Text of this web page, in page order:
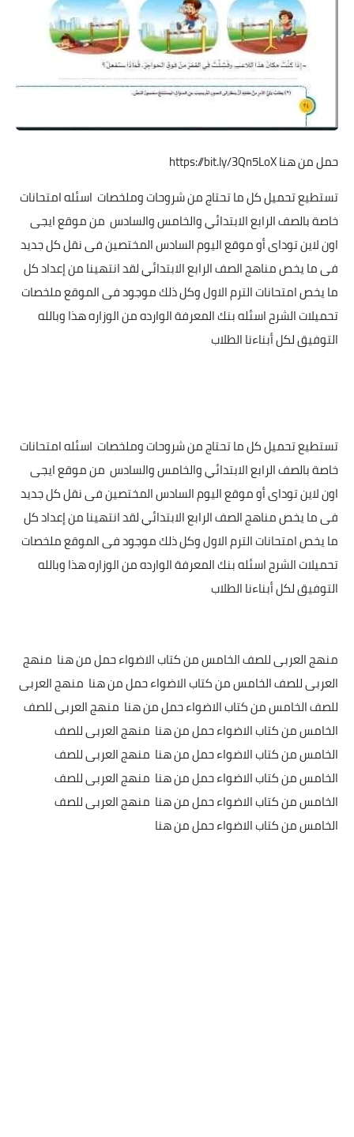
حمل من هناhttps://bit.ly/3Qn5LoX
تستطيع تحميل كل ما تحتاج من شروحات وملخصات اسئله امتحانات
خاصة بالصف الرابع الابتدائي والخامس والسادس من موقع ايجى
اون لاين توداى أو موقع اليوم السادس المختصين فى نقل كل جديد
فى ما يخص مناهج الصف الرابع الابتدائي لقد انتهينا من إعداد كل
ما يخص امتحانات الترم الاول وكل ذلك موجود فى الموقع ملخصات
تحميلات الشرح اسئله بنك المعرفة الوارده من الوزاره هذا وبالله
التوفيق لكل أبناءنا الطلاب
تستطيع تحميل كل ما تحتاج من شروحات وملخصات اسئله امتحانات
خاصة بالصف الرابع الابتدائي والخامس والسادس من موقع ايجى
اون لاين توداى أو موقع اليوم السادس المختصين فى نقل كل جديد
فى ما يخص مناهج الصف الرابع الابتدائي لقد انتهينا من إعداد كل
ما يخص امتحانات الترم الاول وكل ذلك موجود فى الموقع ملخصات
تحميلات الشرح اسئله بنك المعرفة الوارده من الوزاره هذا وبالله
التوفيق لكل أبناءنا الطلاب
منهج العربى للصف الخامس من كتاب الاضواء حمل من هنا منهج
العربى للصف الخامس من كتاب الاضواء حمل من هنا منهج العربى
للصف الخامس من كتاب الاضواء حمل من هنا منهج العربى للصف
الخامس من كتاب الاضواء حمل من هنا منهج العربى للصف
الخامس من كتاب الاضواء حمل من هنا منهج العربى للصف
الخامس من كتاب الاضواء حمل من هنا منهج العربى للصف
الخامس من كتاب الاضواء حمل من هنا منهج العربى للصف
الخامس من كتاب الاضواء حمل من هنا